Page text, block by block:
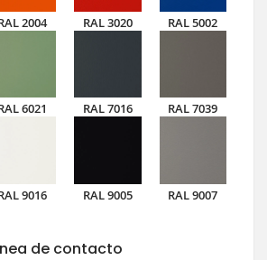
2004 RAL 3020 RAL 5002
6021 RAL 7016 RAL 7039
9016 RAL 9005 RAL 9007
de contacto